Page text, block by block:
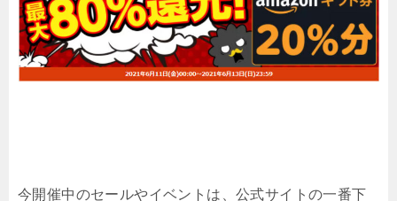
今開催中のセールやイベントは、公式サイトの一番下